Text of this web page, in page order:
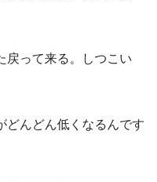
戻って来る。しつこい
どんどん低くなるんです